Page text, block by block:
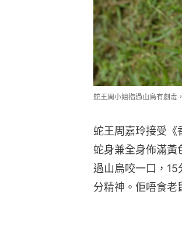
蛇王周小姐指過山烏有劇毒
蛇王周嘉玲接受《
蛇身兼全身佈滿黃
過山烏咬一口，
分精神。佢唔食老